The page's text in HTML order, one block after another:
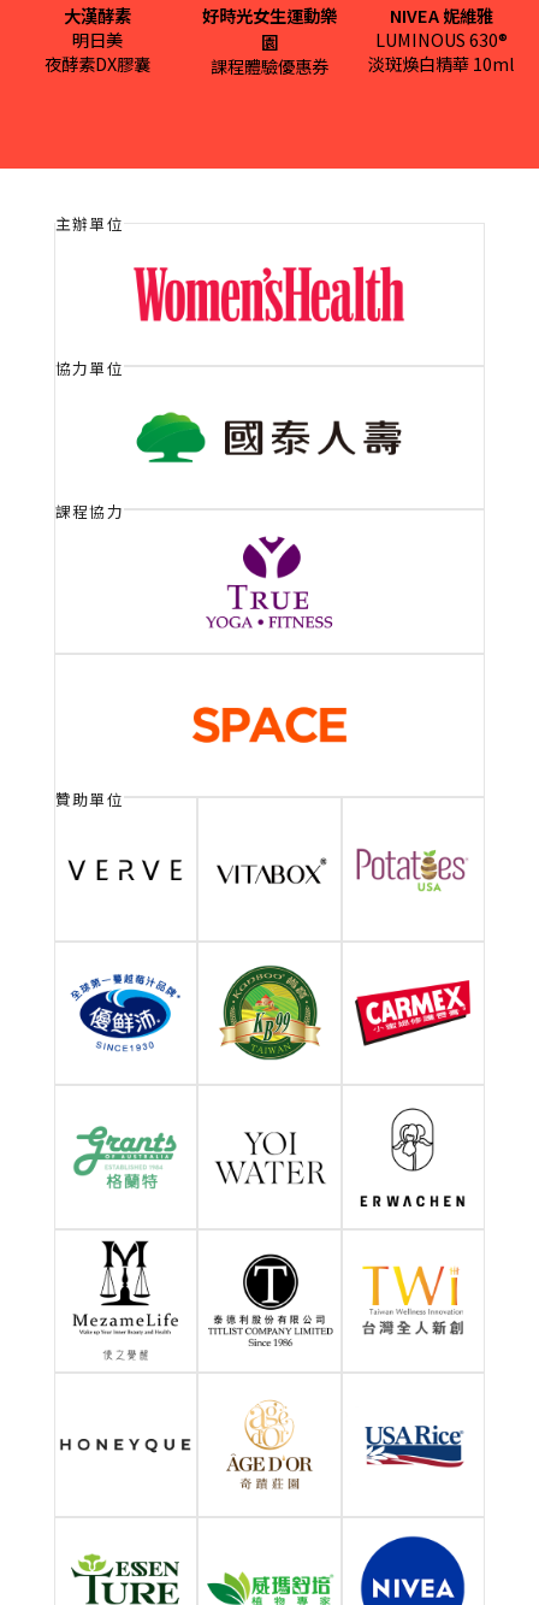
Yen的廚房
用最真的食材，帶給你最
More
慢活 ‧ 森咖啡
天然植物花草、新鮮蔬果
More
杦月初。植感食光
思念的執著，是記憶中最
More
蔬伯特炒麵麵包
蔬伯特專注於將經典小吃
「翻葷為素」，為素食者
金銀豬飽 客家麻糬
【金銀豬飽米食坊】創立
於2019年豬年，是為了延
續阿婆的手藝而開始的。
心齋蔬食
蔬食主義不只是一種生活
念是『愛與關心』。
大漢酵素
明日美
夜酵素DX膠囊
好時光女生運動樂
園
課程體驗優惠券
NIVEA 妮維雅
LUMINOUS 630®
淡斑煥白精華 10ml